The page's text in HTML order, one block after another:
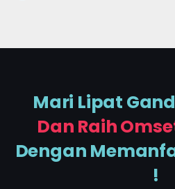
Mari Lipat
Dan Raih
Dengan
!